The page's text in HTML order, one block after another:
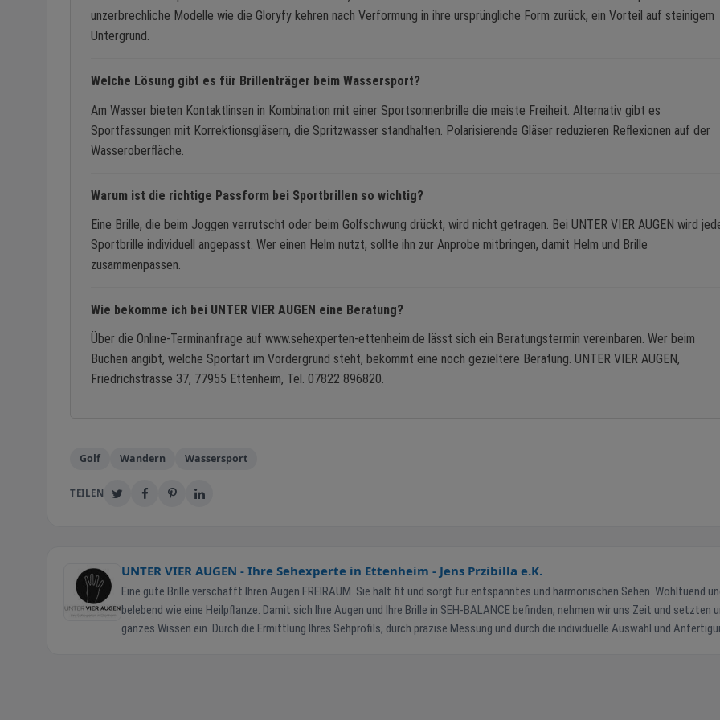
unzerbrechliche Modelle wie die Gloryfy kehren nach Verformung in ihre ursprüngliche Form zurück, ein Vorteil auf steinigem
Untergrund.
Welche Lösung gibt es für Brillenträger beim Wassersport?
Am Wasser bieten Kontaktlinsen in Kombination mit einer Sportsonnenbrille die meiste Freiheit. Alternativ gibt es
Sportfassungen mit Korrektionsgläsern, die Spritzwasser standhalten. Polarisierende Gläser reduzieren Reflexionen auf der
Wasseroberfläche.
Warum ist die richtige Passform bei Sportbrillen so wichtig?
Eine Brille, die beim Joggen verrutscht oder beim Golfschwung drückt, wird nicht getragen. Bei UNTER VIER AUGEN wird
Sportbrille individuell angepasst. Wer einen Helm nutzt, sollte ihn zur Anprobe mitbringen, damit Helm und Brille
zusammenpassen.
Wie bekomme ich bei UNTER VIER AUGEN eine Beratung?
Über die Online-Terminanfrage auf www.sehexperten-ettenheim.de lässt sich ein Beratungstermin vereinbaren. Wer beim
Buchen angibt, welche Sportart im Vordergrund steht, bekommt eine noch gezieltere Beratung. UNTER VIER AUGEN,
Friedrichstrasse 37, 77955 Ettenheim, Tel. 07822 896820.
Golf Wandern Wassersport
TEILEN
UNTER VIER AUGEN - Ihre Sehexperte in Ettenheim - Jens Przibilla e.K.
Eine gute Brille verschafft Ihren Augen FREIRAUM. Sie hält fit und sorgt für entspanntes und harmonischen Sehen. Wohltuend
belebend wie eine Heilpflanze. Damit sich Ihre Augen und Ihre Brille in SEH-BALANCE befinden, nehmen wir uns Zeit und setzten
ganzes Wissen ein. Durch die Ermittlung Ihres Sehprofils, durch präzise Messung und durch die individuelle Auswahl und